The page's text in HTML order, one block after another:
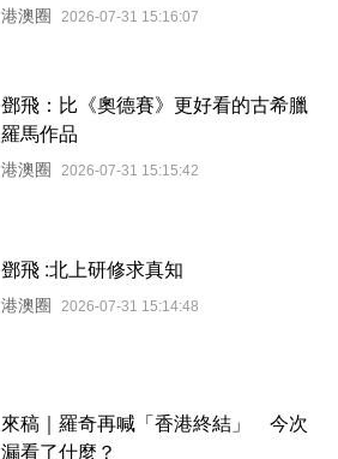
港澳圈 2026-07-31 15:16:07
鄧飛：比《奧德賽》更好看的古希臘
羅馬作品
港澳圈 2026-07-31 15:15:42
鄧飛 :北上研修求真知
港澳圈 2026-07-31 15:14:48
來稿｜羅奇再喊「香港終結」 今次
漏看了什麼？